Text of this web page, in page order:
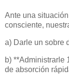
Ante una
consciente,
a) Darle un sobre
b) **Administrarle
de absorción